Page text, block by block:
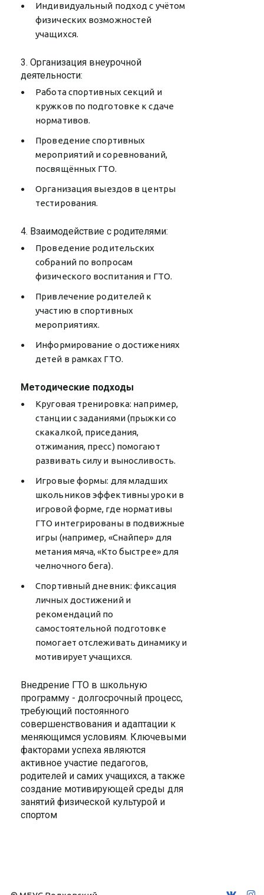
Индивидуальный подход с учётом
физических возможностей
учащихся.
3. Организация внеурочной
деятельности:
Работа спортивных секций и
кружков по подготовке к сдаче
нормативов.
Проведение спортивных
мероприятий и соревнований,
посвящённых ГТО.
Организация выездов в центры
тестирования.
4. Взаимодействие с родителями:
Проведение родительских
собраний по вопросам
физического воспитания и ГТО.
Привлечение родителей к
участию в спортивных
мероприятиях.
Информирование о достижениях
детей в рамках ГТО.
Методические подходы
Круговая тренировка: например,
станции с заданиями (прыжки со
скакалкой, приседания,
отжимания, пресс) помогают
развивать силу и выносливость.
Игровые формы: для младших
школьников эффективны уроки в
игровой форме, где нормативы
ГТО интегрированы в подвижные
игры (например, «Снайпер» для
метания мяча, «Кто быстрее» для
челночного бега).
Спортивный дневник: фиксация
личных достижений и
рекомендаций по
самостоятельной подготовке
помогает отслеживать динамику и
мотивирует учащихся.
Внедрение ГТО в школьную
программу - долгосрочный процесс,
требующий постоянного
совершенствования и адаптации к
меняющимся условиям. Ключевыми
факторами успеха являются
активное участие педагогов,
родителей и самих учащихся, а также
создание мотивирующей среды для
занятий физической культурой и
спортом